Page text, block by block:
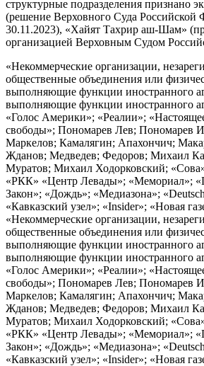
структурные подразделения признано
(решение Верховного Суда Российской
30.11.2023), «Хайят Тахрир аш-Шам»
организацией Верховным Судом
«Некоммерческие организации,
общественные объединения или
выполняющие функции иностранного
выполняющие функции иностранного
«Голос Америки»; «Реалии»;
свободы»; Пономарев Лев; Пономарев
Маркелов; Камалягин; Апахончич;
Жданов; Медведев; Федоров; Михаил
Муратов; Михаил Ходорковский;
«РКК» «Центр Левады»; «Мемориал»;
Закон»; «Дождь»; «Медиазона»;
«Кавказский узел»; «Insider»; «Новая
«Некоммерческие организации,
общественные объединения или
выполняющие функции иностранного
выполняющие функции иностранного
«Голос Америки»; «Реалии»;
свободы»; Пономарев Лев; Пономарев
Маркелов; Камалягин; Апахончич;
Жданов; Медведев; Федоров; Михаил
Муратов; Михаил Ходорковский;
«РКК» «Центр Левады»; «Мемориал»;
Закон»; «Дождь»; «Медиазона»;
«Кавказский узел»; «Insider»; «Новая